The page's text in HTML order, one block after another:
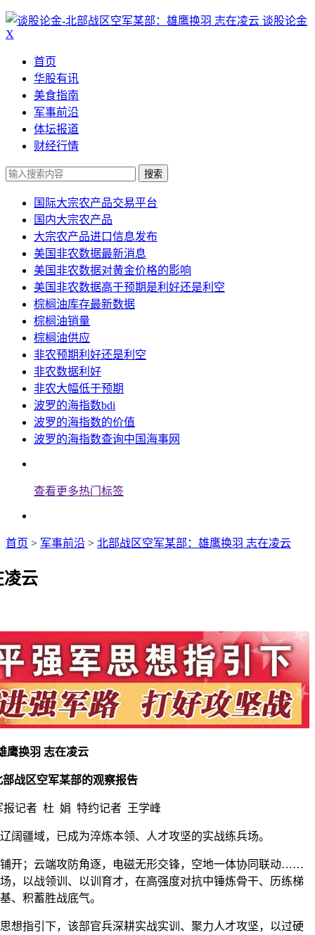
谈股论金
X
首页
华股有讯
美食指南
军事前沿
体坛报道
财经行情
搜索
国际大宗农产品交易平台
国内大宗农产品
大宗农产品进口信息发布
美国非农数据最新消息
美国非农数据对黄金价格的影响
美国非农数据高于预期是利好还是利空
棕榈油库存最新数据
棕榈油销量
棕榈油供应
非农预期利好还是利空
非农数据利好
非农大幅低于预期
波罗的海指数bdi
波罗的海指数的价值
波罗的海指数查询中国海事网
查看更多热门标签
首页 > 军事前沿 > 北部战区空军某部：雄鹰换羽 志在凌云
凌云
鹰换羽 志在凌云
战区空军某部的观察报告
报记者 杜 娟 特约记者 王学峰
阔疆域，已成为淬炼本领、人才攻坚的实战练兵场。
开；云端攻防角逐，电磁无形交锋，空地一体协同联动……
，以战领训、以训育才，在高强度对抗中锤炼骨干、历练梯
、积蓄胜战底气。
想指引下，该部官兵深耕实战实训、聚力人才攻坚，以过硬